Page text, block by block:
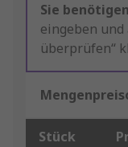
Sie
eingeben
überprüfen“
Stück